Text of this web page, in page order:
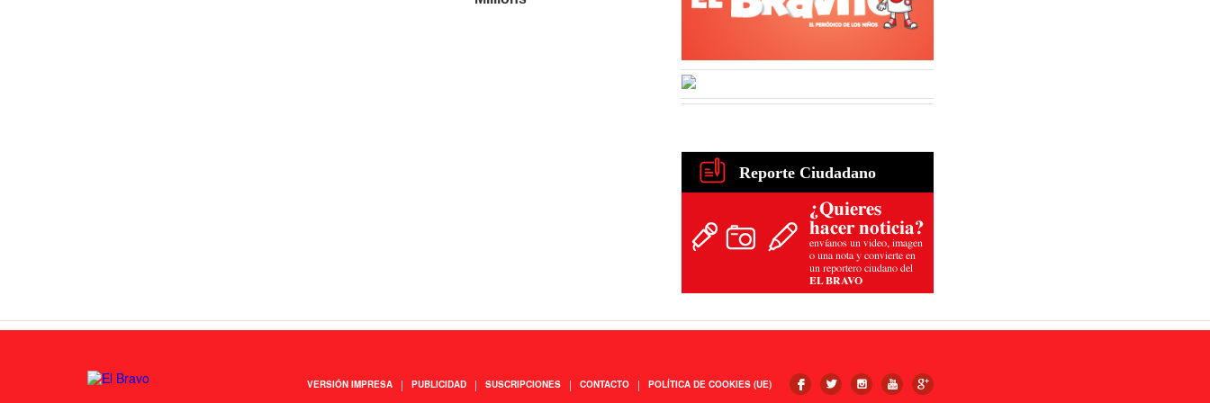
Reporte Ciudadano
VERSIÓN IMPRESA PUBLICIDAD SUSCRIPCIONES CONTACTO POLÍTICA DE COOKIES (UE)